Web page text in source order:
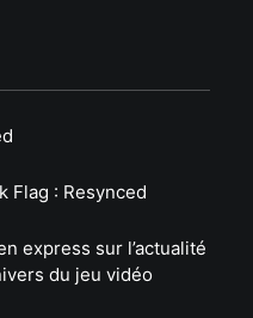
Flag : Resynced
express sur l’actualité
du jeu vidéo